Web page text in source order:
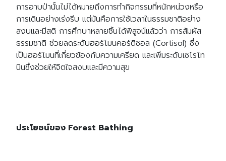
การอาบป่านั้นไม่ได้หมายถึงการทำกิจกรรมที่หนักหน่วงหรือ
การเดินอย่างเร่งรีบ แต่มันคือการใช้เวลาในธรรมชาติอย่าง
สงบและมีสติ การศึกษาหลายชิ้นได้พิสูจน์แล้วว่า การสัมผัส
ธรรมชาติ ช่วยลดระดับฮอร์โมนคอร์ติซอล (Cortisol) ซึ่ง
เป็นฮอร์โมนที่เกี่ยวข้องกับความเครียด และเพิ่มระดับเซโรโท
นินซึ่งช่วยให้จิตใจสงบและมีความสุข
ประโยชน์ของ Forest Bathing